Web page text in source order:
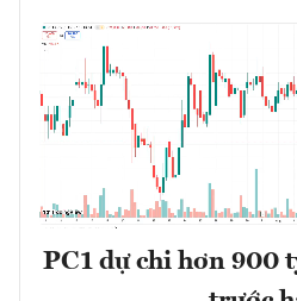
PC1 dự chi hơn 900